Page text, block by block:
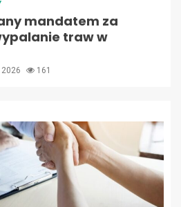
mandatem za
traw w
161